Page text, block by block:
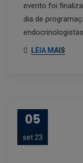
evento foi
dia de
LEIA MAIS
05
set 23